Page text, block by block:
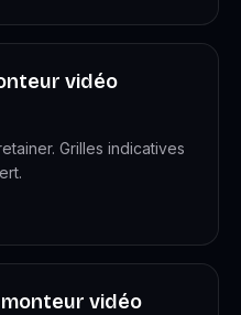
vidéo
Grilles indicatives
vidéo